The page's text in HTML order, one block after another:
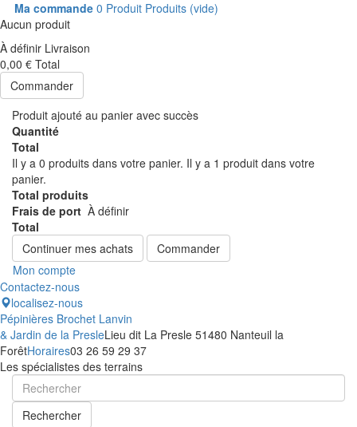
Ma commande 0 Produit Produits (vide)
Aucun produit
À définir Livraison
0,00 € Total
Commander
Produit ajouté au panier avec succès
Quantité
Total
Il y a 0 produits dans votre panier. Il y a 1 produit dans votre
panier.
Total produits
Frais de port À définir
Total
Continuer mes achats
Commander
Mon compte
Contactez-nous
localisez-nous
Pépinières Brochet Lanvin
& Jardin de la PresleLieu dit La Presle 51480 Nanteuil la
ForêtHoraires03 26 59 29 37
Les spécialistes des terrains
Rechercher